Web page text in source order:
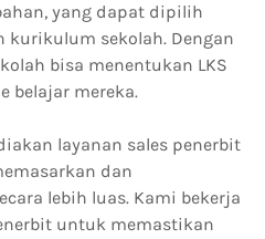
yang dapat dipilih
kurikulum sekolah. Dengan
bisa menentukan LKS
belajar mereka.
layanan sales penerbit
dan
lebih luas. Kami bekerja
untuk memastikan